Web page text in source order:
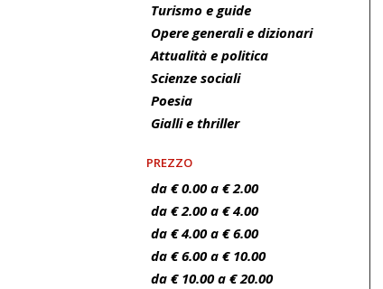
Turismo e guide
Opere generali e dizionari
Attualità e politica
Scienze sociali
Poesia
Gialli e thriller
PREZZO
da € 0.00 a € 2.00
da € 2.00 a € 4.00
da € 4.00 a € 6.00
da € 6.00 a € 10.00
da € 10.00 a € 20.00